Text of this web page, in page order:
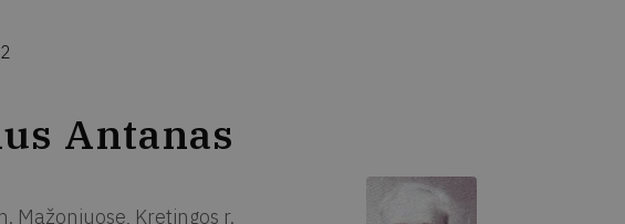
Antanas
Mažoniuose, Kretingos r.